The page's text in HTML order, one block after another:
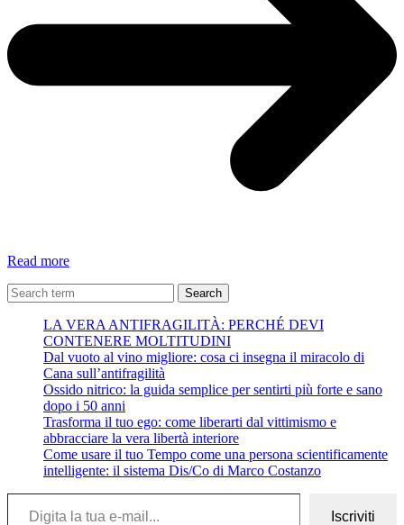
Read moreMare
Giovanni
Search
LA VERA ANTIFRAGILITÀ: PERCHÉ DEVI
CONTENERE MOLTITUDINI
Dal vuoto al vino migliore: cosa ci insegna il miracolo di
Cana sull’antifragilità
Ossido nitrico: la guida semplice per sentirti più forte e sano
dopo i 50 anni
Trasforma il tuo ego: come liberarti dal vittimismo e
abbracciare la vera libertà interiore
Come usare il tuo Tempo come una persona scientificamente
intelligente: il sistema Dis/Co di Marco Costanzo
Digita la tua e-mail...
Iscriviti